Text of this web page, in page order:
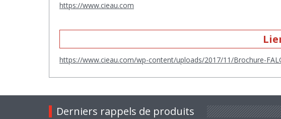
https://www.cieau.com
https://www.cieau.com/wp-content/uploads/2017/11/Brochure-
Derniers rappels de produits